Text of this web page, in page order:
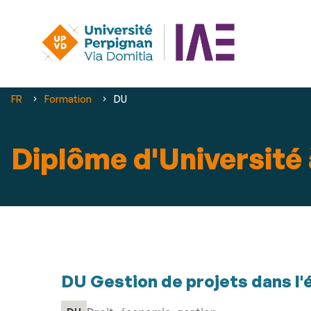
Vous
FR Formation DU
Diplôme d'Université
DU Gestion de projets dans